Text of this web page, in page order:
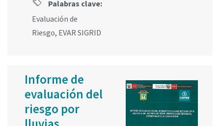
Palabras clave:
Evaluación de
Riesgo, EVAR SIGRID
Informe de
evaluación del
riesgo por